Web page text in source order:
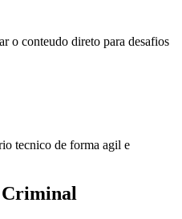
o conteudo direto para desafios
tecnico de forma agil e
Criminal